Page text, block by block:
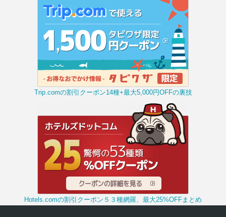
Trip.comの割引クーポン14種+最大5,000円OFFの裏技
Hotels.comの割引クーポン５３種網羅、最大25%OFFまとめ